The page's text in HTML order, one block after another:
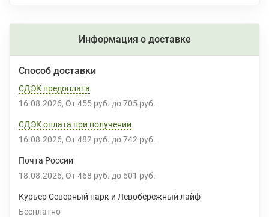
Информация о доставке
Способ доставки
СДЭК предоплата
16.08.2026 От 455 руб. до 705 руб.
СДЭК оплата при получении
16.08.2026 От 482 руб. до 742 руб.
Почта России
18.08.2026 От 468 руб. до 601 руб.
Курьер Северный парк и Левобережный лайф
Бесплатно